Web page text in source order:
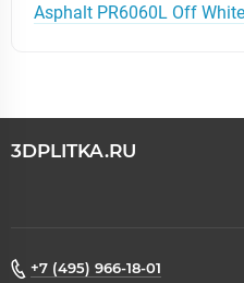
Asphalt PR6060L Off
3DPLITKA.RU
+7 (495) 966-18-01